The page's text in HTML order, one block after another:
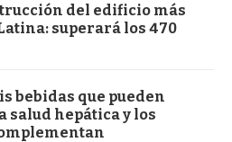
del edificio más
superará los 470
bebidas que pueden
salud hepática y los